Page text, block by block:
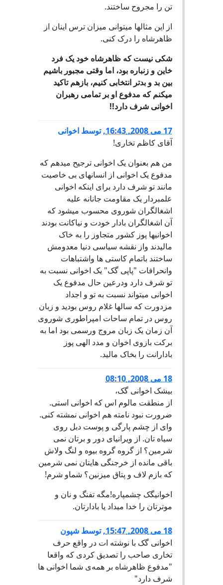
تن را مجروح ساختند.
از این مثالها میتوانی میزان ترس اینان از
ظاهرشاه را درک کنی.
شکی نیست که ظاهرشاه خود یک فرد
خاین و زنباره بود، اما وقتی مجبور باشیم
بین بد و بدتر انتخابی کنیم، بازهم تاکید
میکنم که مدفوع او بر تمامی رهبران
اخوانی شرف دارد!!
17 می 2008, 16:43 ,توسط اخوانی
آقای کاظم تخاری!
من هم بعنوان یک اخوانی ترجیح میدهم که
مدفوع یک اخوانی از انسانهای بی خاصیت
مانند تو شرف دارد برای اینکه اخوانی
علمبردار یک مقاومت جانانه علیه
اشغالگران شوروی محسوب میشود که
آن اشغالگران بادار خودت و نیاکانت بودند
اخوانیها پوز کشور متجاوز را به خاک
مالیدند واز نقشه سیاسی دنیا معدومش
ساختند باتمام کاستی ها واشتباهات
وانحرافات "پاپی گک" یک اخوانی نسبت به
تو شرف دارد ودرعین حال مدفوع یک
اخوانی میتواند نسبت به تو و اجداد
مزدورت که سالها غلام روس بودید و زبان
روس در تمام ساحات امپراطوری شوروی
آن زمان یک زبان مروج ورسمی بود اما به
برکت بازوی اخوان و مدد الهی پوز
بادارانت را بخاک مالید.
18 می 2008, 08:10
بیشک اخوانی گک،
از منطقت مالوم اس که اخوانی استی.
ضرورت نبود نامته هم اخوانی نمشته کنی.
وای از چشم پارگی و پوست دبل روی
سیاه تان. از ویرانیای دور و برتان نمی
شرمین؟ از گروه گروه بیوه و لنگ ولاش
باقی مانده از خرجنگی هایتان نمی شرمین
که بازم لاف و پتاق میزنین؟ شماو شرم!
اخوانیگک چشمپاره!مگه تفنگ و نان و
موترتان را خدا میداد یا بادارتان.
18 می 2008, 15:47 ,توسط شپون
اخوانی گک با نوشته ات در واقع حرف
تخاری صاحب را تصدیق کردی که واقعا
"مدفوع ظاهرشاه بر همه‌ی شما اخوانی ها
شرف دارد"